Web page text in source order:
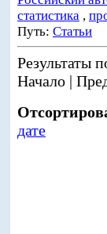
статистика ,
Путь: Статьи
Результаты
Начало |
дате